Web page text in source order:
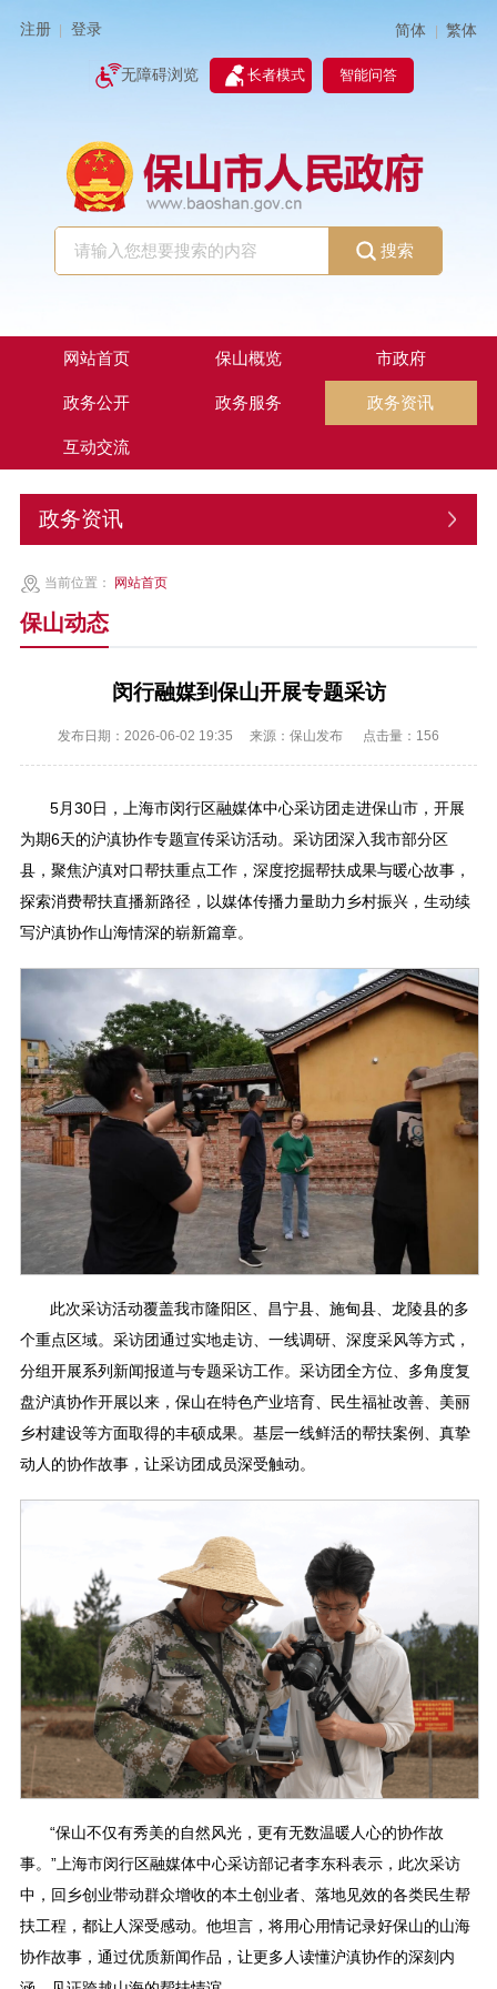
注册 登录 简体 | 繁体
无障碍浏览 长者模式 智能问答
搜索
网站首页 保山概览 市政府
政务公开 政务服务 政务资讯
互动交流
政务资讯
当前位置： 网站首页
保山动态
闵行融媒到保山开展专题采访
发布日期：2026-06-02 19:35 来源：保山发布 点击量： 156
5月30日，上海市闵行区融媒体中心采访团走进保山市，开展
为期6天的沪滇协作专题宣传采访活动。采访团深入我市部分区
县，聚焦沪滇对口帮扶重点工作，深度挖掘帮扶成果与暖心故事，
探索消费帮扶直播新路径，以媒体传播力量助力乡村振兴，生动续
写沪滇协作山海情深的崭新篇章。
此次采访活动覆盖我市隆阳区、昌宁县、施甸县、龙陵县的多
个重点区域。采访团通过实地走访、一线调研、深度采风等方式，
分组开展系列新闻报道与专题采访工作。采访团全方位、多角度复
盘沪滇协作开展以来，保山在特色产业培育、民生福祉改善、美丽
乡村建设等方面取得的丰硕成果。基层一线鲜活的帮扶案例、真挚
动人的协作故事，让采访团成员深受触动。
“保山不仅有秀美的自然风光，更有无数温暖人心的协作故
事。”上海市闵行区融媒体中心采访部记者李东科表示，此次采访
中，回乡创业带动群众增收的本土创业者、落地见效的各类民生帮
扶工程，都让人深受感动。他坦言，将用心用情记录好保山的山海
协作故事，通过优质新闻作品，让更多人读懂沪滇协作的深刻内